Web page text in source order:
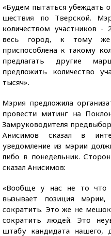
«Будем пытаться убеждать
шествия по Тверской.
количеством участников -
весь город, к тому
приспособлена к такому
предлагать другие
предложить количество
тысяч».
Мэрия предложила
провести митинг на
Замруководителя
Анисимов сказал в
уведомление из мэрии
либо в понедельник.
сказал Анисимов:
«Вообще у нас не то что
вызывает позиция
сократить. Это же не
сократить людей. Это
штабу кандидата